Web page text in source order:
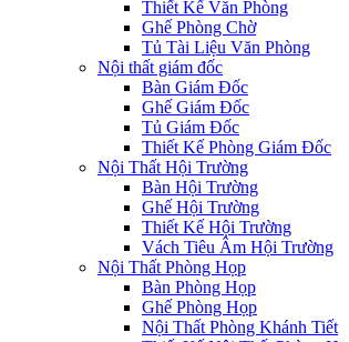
Thiết Kế Văn Phòng
Ghế Phòng Chờ
Tủ Tài Liệu Văn Phòng
Nội thất giám đốc
Bàn Giám Đốc
Ghế Giám Đốc
Tủ Giám Đốc
Thiết Kế Phòng Giám Đốc
Nội Thất Hội Trường
Bàn Hội Trường
Ghế Hội Trường
Thiết Kế Hội Trường
Vách Tiêu Âm Hội Trường
Nội Thất Phòng Họp
Bàn Phòng Họp
Ghế Phòng Họp
Nội Thất Phòng Khánh Tiết